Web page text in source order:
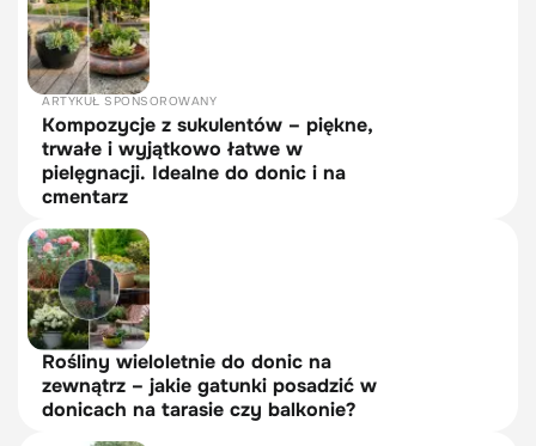
ARTYKUŁ SPONSOROWANY
Kompozycje z sukulentów – piękne,
trwałe i wyjątkowo łatwe w
pielęgnacji. Idealne do donic i na
cmentarz
Rośliny wieloletnie do donic na
zewnątrz – jakie gatunki posadzić w
donicach na tarasie czy balkonie?